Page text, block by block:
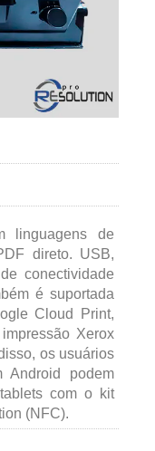
linguagens de
direto. USB,
conectividade
é suportada
Cloud Print,
Xerox
os usuários
Android podem
com o kit
(NFC).